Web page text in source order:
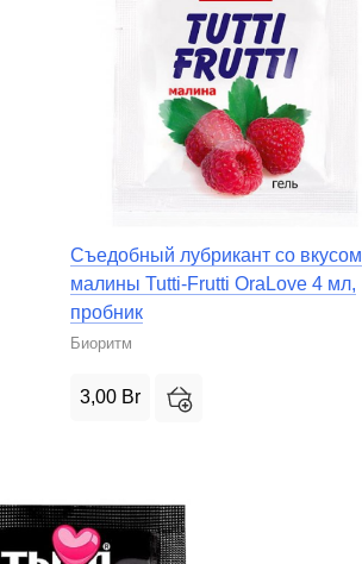
Съедобный лубрикант со вкусом
малины Tutti-Frutti OraLove 4 мл,
пробник
Биоритм
3,00 Br